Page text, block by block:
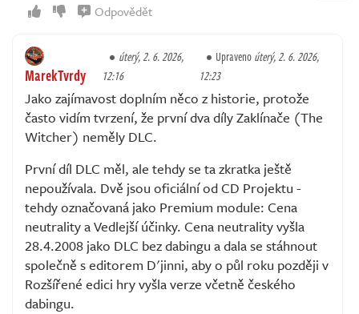
Odpovědět
MarekTvrdy
úterý, 2. 6. 2026,
12:16
Upravenoúterý, 2. 6. 2026,
12:23
Jako zajímavost doplním něco z historie, protože
často vidím tvrzení, že první dva díly Zaklínače (The
Witcher) neměly DLC.
První díl DLC měl, ale tehdy se ta zkratka ještě
nepoužívala. Dvě jsou oficiální od CD Projektu -
tehdy označovaná jako Premium module: Cena
neutrality a Vedlejší účinky. Cena neutrality vyšla
28.4.2008 jako DLC bez dabingu a dala se stáhnout
společně s editorem D'jinni, aby o půl roku později v
Rozšířené edici hry vyšla verze včetně českého
dabingu.